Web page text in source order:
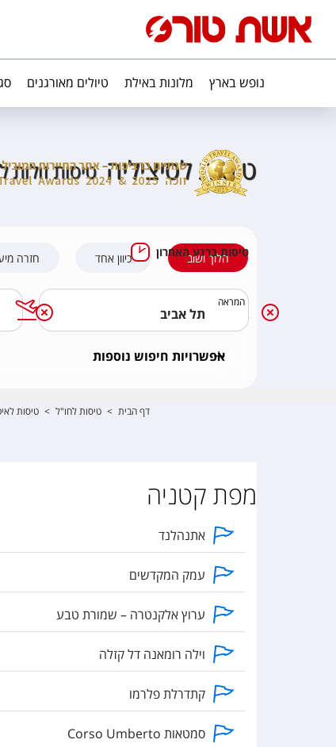
נופש בארץ מלונות באילת טיולים מאורגנים
טיסות לסיציליה טיסות זולות
הלוך ושוב כיוון אחד חזרה טיסות ברגע האחרון
המראה
אפשרויות חיפוש נוספות
דף הבית > טיסות לחו"ל > טיסות
מפת קטניה
אתנהלנד
עמק המקדשים
ערוץ אלקנטרה – שמורת טבע
וילה רומאנה דל קזלה
קתדרלת פלרמו
סמטאות Corso Umberto